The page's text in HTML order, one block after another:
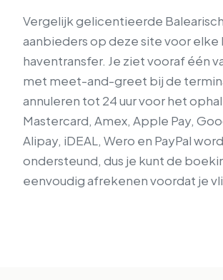
Vergelijk gelicentieerde
aanbieders op deze site voor elke
haventransfer. Je ziet vooraf één
met meet-and-greet bij de
annuleren tot 24 uur voor het
Mastercard, Amex, Apple Pay,
Alipay, iDEAL, Wero en PayPal
ondersteund, dus je kunt de
eenvoudig afrekenen voordat je